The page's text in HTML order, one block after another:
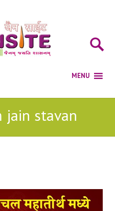
jain stavan